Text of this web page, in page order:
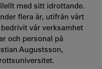
med sitt idrottande.
flera år, utifrån vårt
vår verksamhet
och personal på
Augustsson,